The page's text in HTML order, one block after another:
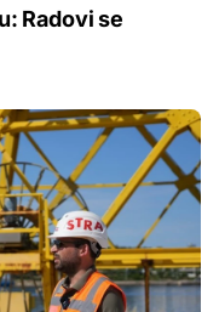
Radovi se